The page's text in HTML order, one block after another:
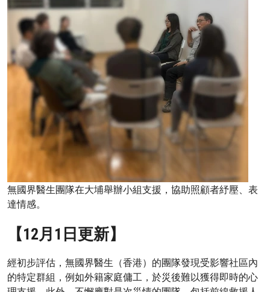
無國界醫生團隊在大埔舉辦小組支援，協助照顧者紓壓、表
達情感。
【12月1日更新】
經初步評估，無國界醫生（香港）的團隊發現受影響社區內
的特定群組，例如外籍家庭傭工，於災後難以獲得即時的心